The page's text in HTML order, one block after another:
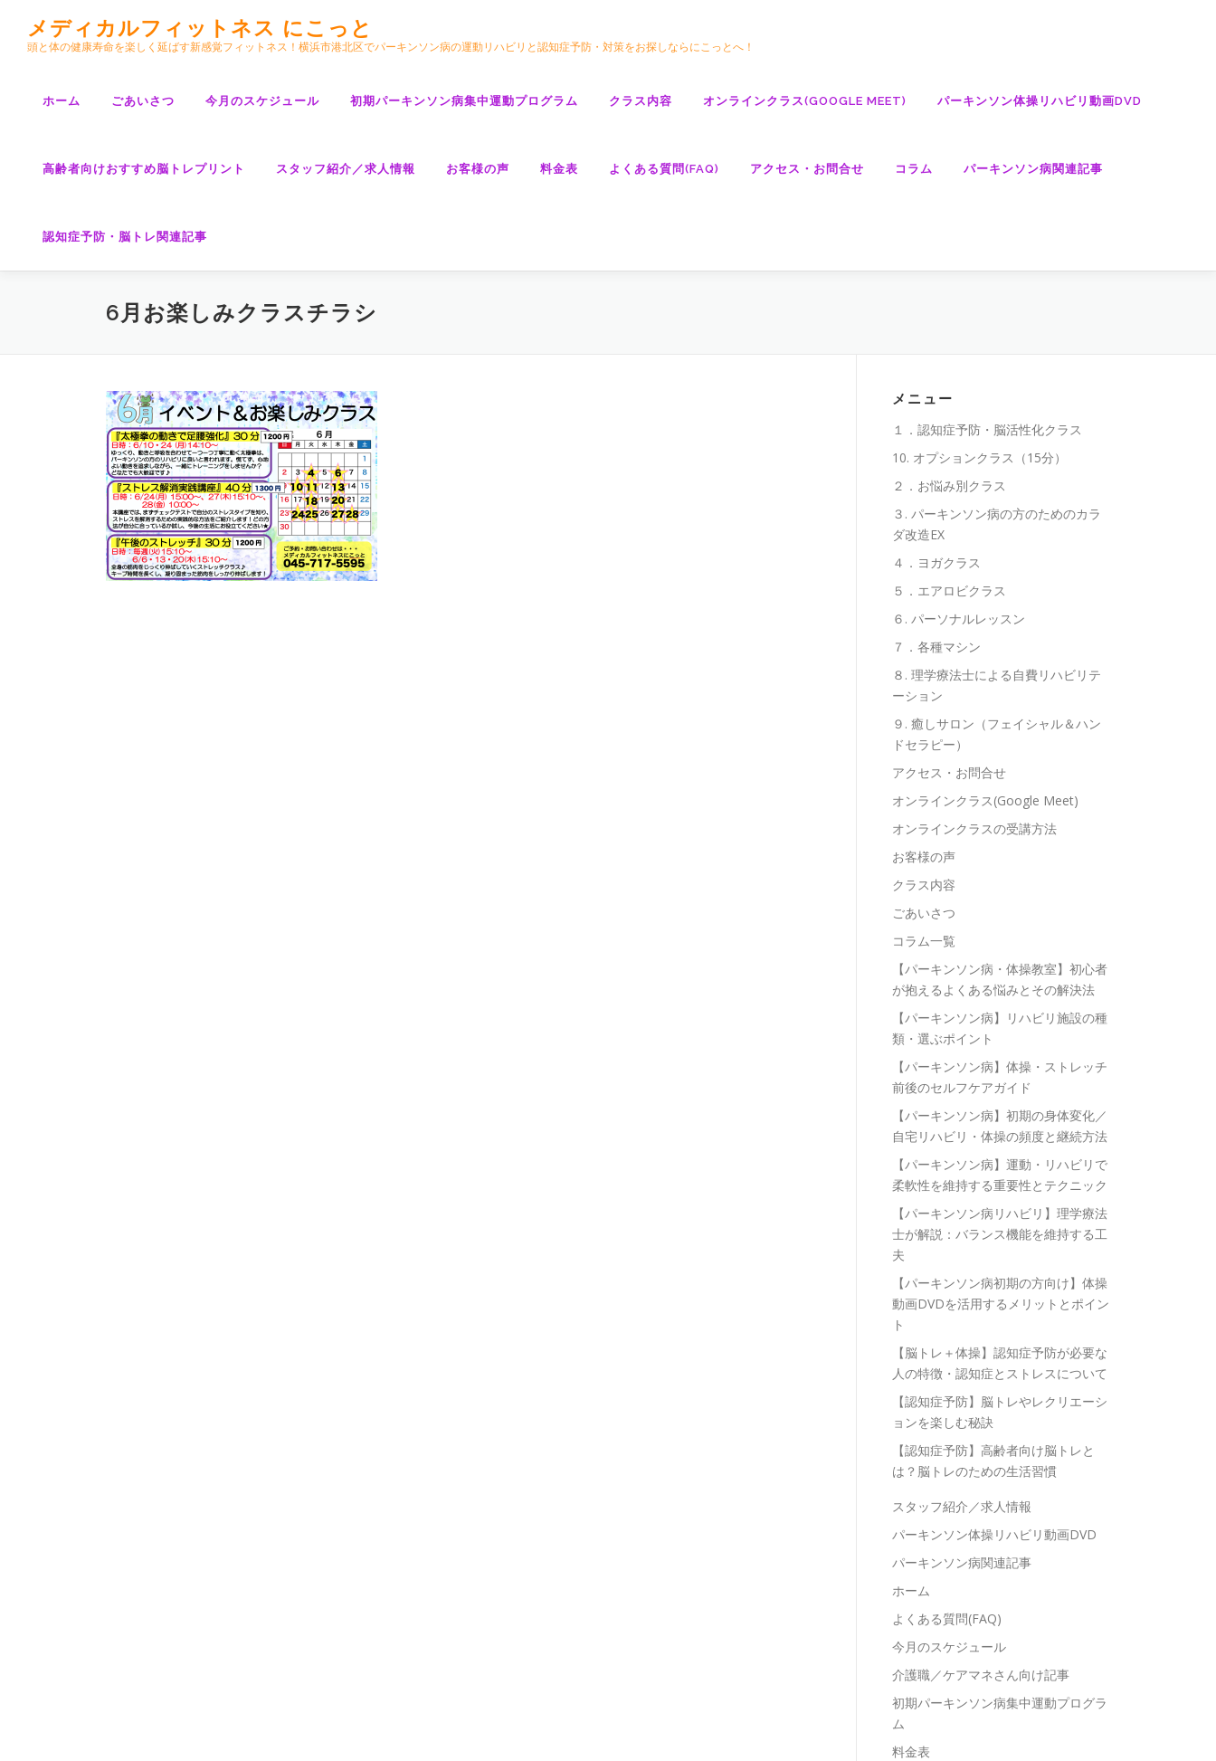
メディカルフィットネス にこっと
頭と体の健康寿命を楽しく延ばす新感覚フィットネス！横浜市港北区でパーキンソン病の運動リハビリと認知症予防・対策をお探しならにこっとへ！
ホーム ごあいさつ 今月のスケジュール 初期パーキンソン病集中運動プログラム クラス内容 オンラインクラス(GOOGLE MEET) パーキンソン体操リハビリ動画DVD
高齢者向けおすすめ脳トレプリント スタッフ紹介／求人情報 お客様の声 料金表 よくある質問(FAQ) アクセス・お問合せ コラム パーキンソン病関連記事
認知症予防・脳トレ関連記事
6月お楽しみクラスチラシ
メニュー
１．認知症予防・脳活性化クラス
10. オプションクラス（15分）
２．お悩み別クラス
３. パーキンソン病の方のためのカラ
ダ改造EX
４．ヨガクラス
５．エアロビクラス
６. パーソナルレッスン
７．各種マシン
８. 理学療法士による自費リハビリテ
ーション
９. 癒しサロン（フェイシャル＆ハン
ドセラピー）
アクセス・お問合せ
オンラインクラス(Google Meet)
オンラインクラスの受講方法
お客様の声
クラス内容
ごあいさつ
コラム一覧
【パーキンソン病・体操教室】初心者
が抱えるよくある悩みとその解決法
【パーキンソン病】リハビリ施設の種
類・選ぶポイント
【パーキンソン病】体操・ストレッチ
前後のセルフケアガイド
【パーキンソン病】初期の身体変化／
自宅リハビリ・体操の頻度と継続方法
【パーキンソン病】運動・リハビリで
柔軟性を維持する重要性とテクニック
【パーキンソン病リハビリ】理学療法
士が解説：バランス機能を維持する工
夫
【パーキンソン病初期の方向け】体操
動画DVDを活用するメリットとポイン
ト
【脳トレ＋体操】認知症予防が必要な
人の特徴・認知症とストレスについて
【認知症予防】脳トレやレクリエーシ
ョンを楽しむ秘訣
【認知症予防】高齢者向け脳トレと
は？脳トレのための生活習慣
スタッフ紹介／求人情報
パーキンソン体操リハビリ動画DVD
パーキンソン病関連記事
ホーム
よくある質問(FAQ)
今月のスケジュール
介護職／ケアマネさん向け記事
初期パーキンソン病集中運動プログラ
ム
料金表